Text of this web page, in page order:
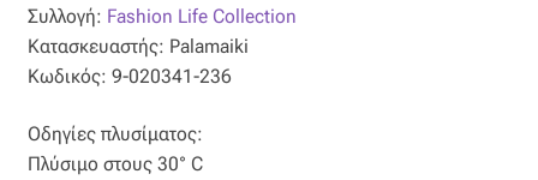
Ταμείο
Συλλογή: Fashion Life Collection
Κατασκευαστής: Palamaiki
Κωδικός: 9-020341-236
Οδηγίες πλυσίματος:
Πλύσιμο στους 30° C